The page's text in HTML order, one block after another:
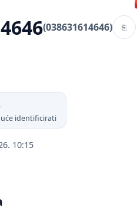
(038631614646)
identificirati
10:15